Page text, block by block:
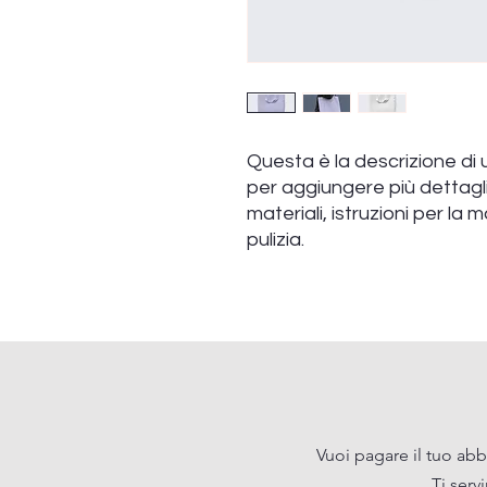
Questa è la descrizione
per aggiungere più
materiali, istruzioni per la
pulizia.
Vuoi pagare il tuo